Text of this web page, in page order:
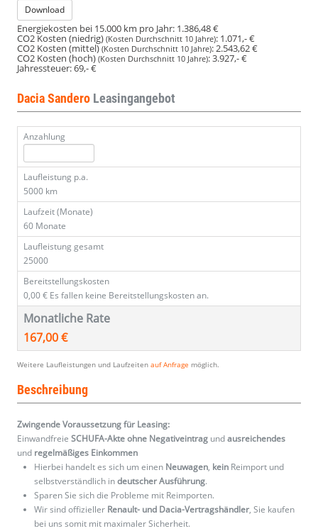
Download
Energiekosten bei 15.000 km pro Jahr: 1.386,48 €
CO2 Kosten (niedrig) (Kosten Durchschnitt 10 Jahre): 1.071,- €
CO2 Kosten (mittel)(Kosten Durchschnitt 10 Jahre):2.543,62 €
CO2 Kosten (hoch) (Kosten Durchschnitt 10 Jahre):3.927,- €
Jahressteuer:69,- €
Dacia Sandero Leasingangebot
Anzahlung
Laufleistung p.a.
5000 km
Laufzeit (Monate)
60 Monate
Laufleistung gesamt
25000
Bereitstellungskosten
0,00 € Es fallen keine Bereitstellungskosten an.
Monatliche Rate
167,00 €
Weitere Laufleistungen und Laufzeiten auf Anfrage möglich.
Beschreibung
Zwingende Voraussetzung für Leasing:
Einwandfreie SCHUFA-Akte ohne Negativeintrag undausreichendes
und regelmäßiges Einkommen
Hierbei handelt es sich um einen Neuwagen, kein Reimport und
selbstverständlich indeutscher Ausführung.
Sparen Sie sich die Probleme mit Reimporten.
Wir sind offizieller Renault- und Dacia-Vertragshändler, Sie kaufen
bei uns somit mit maximaler Sicherheit.